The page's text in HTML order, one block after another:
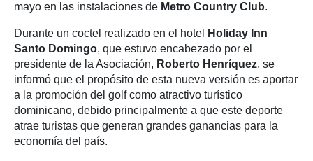
mayo en las instalaciones de Metro Country Club.
Durante un coctel realizado en el hotel
Holiday Inn
Santo Domingo, que estuvo encabezado por el
presidente de la Asociación, Roberto Henríquez, se
informó que el propósito de esta nueva versión es aportar
a la promoción del golf como atractivo turístico
dominicano, debido principalmente a que este deporte
atrae turistas que generan grandes ganancias para la
economía del país.